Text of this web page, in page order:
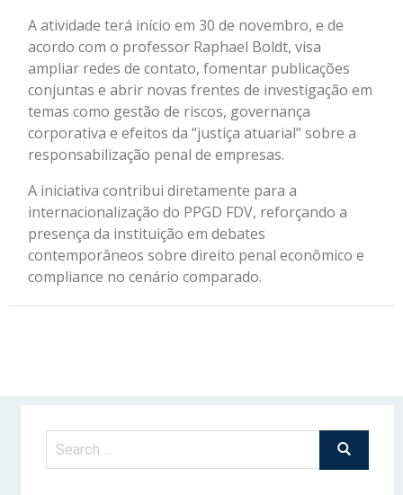
A atividade terá início em 30 de novembro, e de
acordo com o professor Raphael Boldt, visa
ampliar redes de contato, fomentar publicações
conjuntas e abrir novas frentes de investigação em
temas como gestão de riscos, governança
corporativa e efeitos da “justiça atuarial” sobre a
responsabilização penal de empresas.
A iniciativa contribui diretamente para a
internacionalização do PPGD FDV, reforçando a
presença da instituição em debates
contemporâneos sobre direito penal econômico e
compliance no cenário comparado.